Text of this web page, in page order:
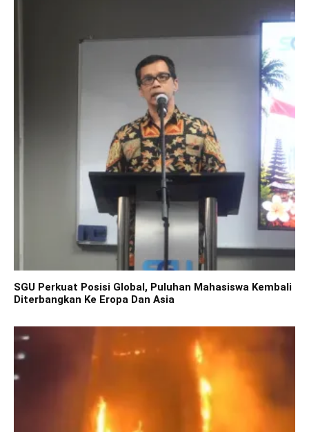
SGU Perkuat Posisi Global, Puluhan Mahasiswa Kembali
Diterbangkan Ke Eropa Dan Asia